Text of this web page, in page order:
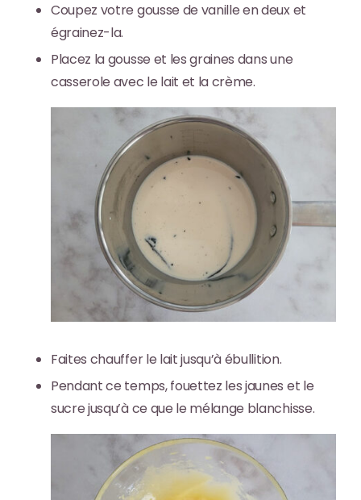
Coupez votre gousse de vanille en deux et
égrainez-la.
Placez la gousse et les graines dans une
casserole avec le lait et la crème.
Faites chauffer le lait jusqu’à ébullition.
Pendant ce temps, fouettez les jaunes et le
sucre jusqu’à ce que le mélange blanchisse.